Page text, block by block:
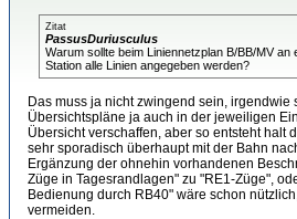
Zitat
PassusDuriusculus
Warum sollte beim Liniennetzplan B/BB/MV
Station alle Linien angegeben werden?
Das muss ja nicht zwingend sein, irgendwie
Übersichtspläne ja auch in der jeweiligen
Übersicht verschaffen, aber so entsteht halt
sehr sporadisch überhaupt mit der Bahn
Ergänzung der ohnehin vorhandenen
Züge in Tagesrandlagen" zu "RE1-Züge",
Bedienung durch RB40" wäre schon
vermeiden.